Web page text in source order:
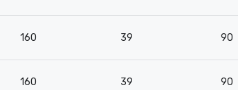
160 39 90
160 39 90